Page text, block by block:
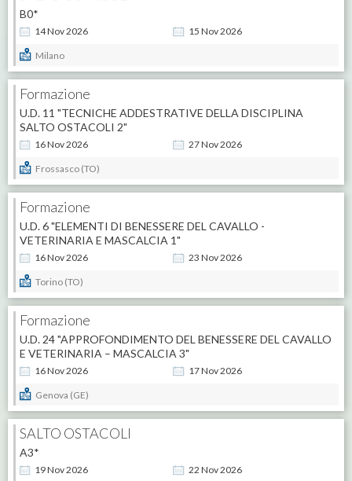
14Nov2026 15 Nov2026
B0*
Milano
Formazione
16Nov2026 27Nov2026
U.D. 11 "TECNICHE ADDESTRATIVE DELLA DISCIPLINA
SALTO OSTACOLI 2"
Frossasco (TO)
Formazione
16Nov2026 23 Nov2026
U.D. 6 "ELEMENTI DI BENESSERE DEL CAVALLO -
VETERINARIA E MASCALCIA 1"
Torino (TO)
Formazione
16Nov2026 17Nov2026
U.D. 24 "APPROFONDIMENTO DEL BENESSERE DEL CAVALLO
E VETERINARIA – MASCALCIA 3"
Genova (GE)
SALTO OSTACOLI
19Nov2026 22 Nov2026
A3*